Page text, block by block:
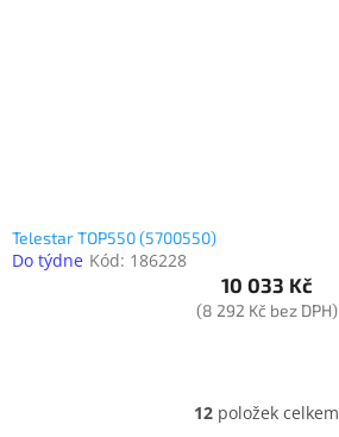
Telestar TOP550 (5700550)
Do týdne Kód: 186228
10 033 Kč
(8 292 Kč bez DPH)
O
12 položek celkem